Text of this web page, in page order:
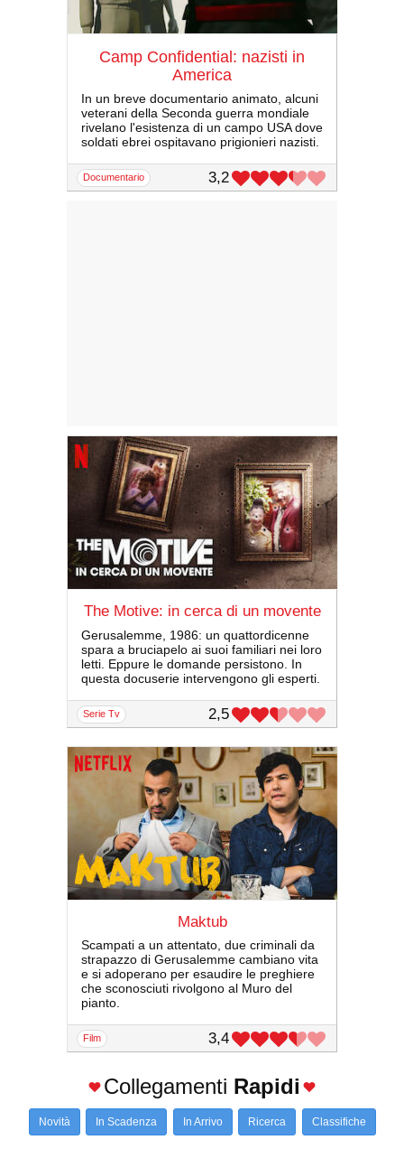
Camp Confidential: nazisti in
America
In un breve documentario animato, alcuni
veterani della Seconda guerra mondiale
rivelano l'esistenza di un campo USA dove
soldati ebrei ospitavano prigionieri nazisti.
documentario 3,2
The Motive: in cerca di un movente
Gerusalemme, 1986: un quattordicenne
spara a bruciapelo ai suoi familiari nei loro
letti. Eppure le domande persistono. In
questa docuserie intervengono gli esperti.
serie Tv 2,5
Maktub
Scampati a un attentato, due criminali da
strapazzo di Gerusalemme cambiano vita
e si adoperano per esaudire le preghiere
che sconosciuti rivolgono al Muro del
pianto.
film 3,4
Collegamenti Rapidi
Novità In Scadenza In Arrivo Ricerca Classifiche